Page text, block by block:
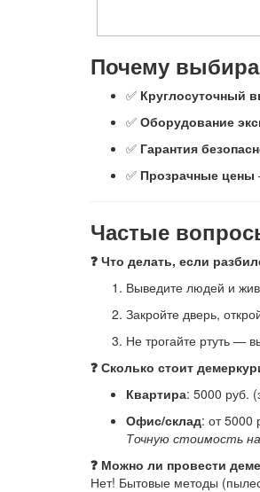
Почему
✅ Круглосуточный
✅ Оборудование
✅ Гарантия
✅ Прозрачные цены
Частые
❓ Что делать, если
Выведите людей и
Закройте дверь,
Не трогайте ртуть —
❓ Сколько стоит
Квартира: 5000 руб.
Офис/склад: от 5000
Точную стоимость
❓ Можно ли провести
Нет! Бытовые методы